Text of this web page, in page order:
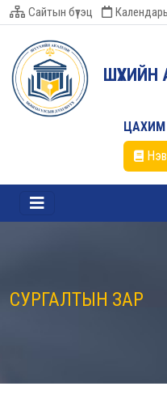
Сайтын бүтэц Календарь
СУРГАЛТЫН ЗАР